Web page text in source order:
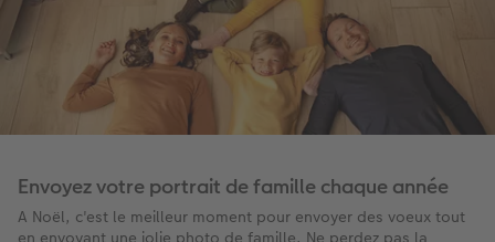
Envoyez votre portrait de famille chaque année
A Noël, c'est le meilleur moment pour envoyer des voeux tout